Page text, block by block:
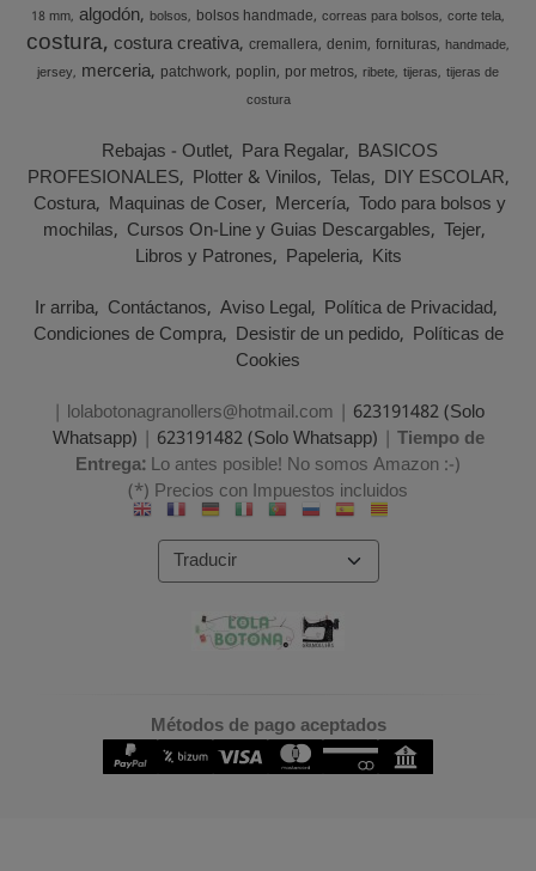
18 mm algodón bolsos bolsos handmade correas para bolsos corte tela
costura costura creativa cremallera denim fornituras handmade
jersey merceria patchwork poplin por metros ribete tijeras tijeras de
costura
Rebajas - Outlet Para Regalar BASICOS
PROFESIONALES Plotter & Vinilos Telas DIY ESCOLAR
Costura Maquinas de Coser Mercería Todo para bolsos y
mochilas Cursos On-Line y Guias Descargables Tejer
Libros y Patrones Papeleria Kits
Ir arriba Contáctanos Aviso Legal Política de Privacidad
Condiciones de Compra Desistir de un pedido Políticas de
Cookies
| lolabotonagranollers@hotmail.com | 623191482 (Solo
Whatsapp) | 623191482 (Solo Whatsapp) | Tiempo de
Entrega:Lo antes posible! No somos Amazon :-)
(*) Precios con Impuestos incluidos
Métodos de pago aceptados